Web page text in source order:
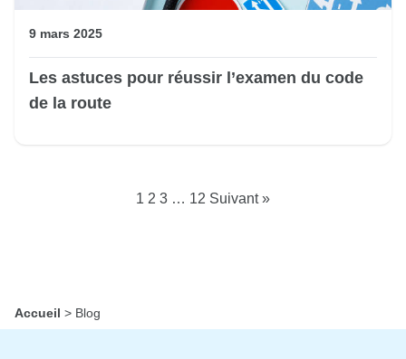
9 mars 2025
Les astuces pour réussir l’examen du code
de la route
1 2 3 … 12 Suivant »
Accueil > Blog